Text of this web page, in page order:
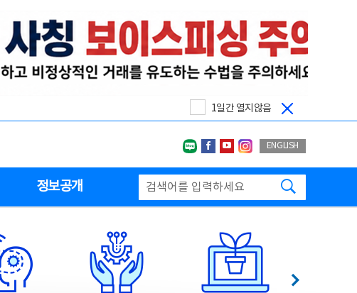
1일간 열지않음
네이버블로그
페이스북
유투브인스타그랩
ENGLISH
정보공개
다음